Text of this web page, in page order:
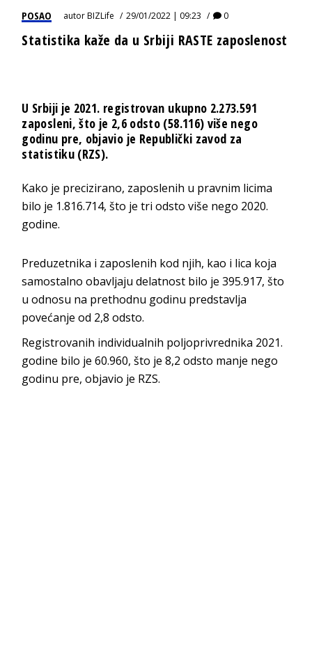
POSAO autorBIZLife 29/01/2022 | 09:23 0
Statistika kaže da u Srbiji RASTE zaposlenost
U Srbiji je 2021. registrovan ukupno 2.273.591
zaposleni, što je 2,6 odsto (58.116) više nego
godinu pre, objavio je Republički zavod za
statistiku (RZS).
Kako je precizirano, zaposlenih u pravnim licima
bilo je 1.816.714, što je tri odsto više nego 2020.
godine.
Preduzetnika i zaposlenih kod njih, kao i lica koja
samostalno obavljaju delatnost bilo je 395.917, što
u odnosu na prethodnu godinu predstavlja
povećanje od 2,8 odsto.
Registrovanih individualnih poljoprivrednika 2021.
godine bilo je 60.960, što je 8,2 odsto manje nego
godinu pre, objavio je RZS.